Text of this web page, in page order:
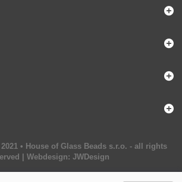
• House of Glass Beads s.r.o. - all rights
| Webdesign: JWDesign